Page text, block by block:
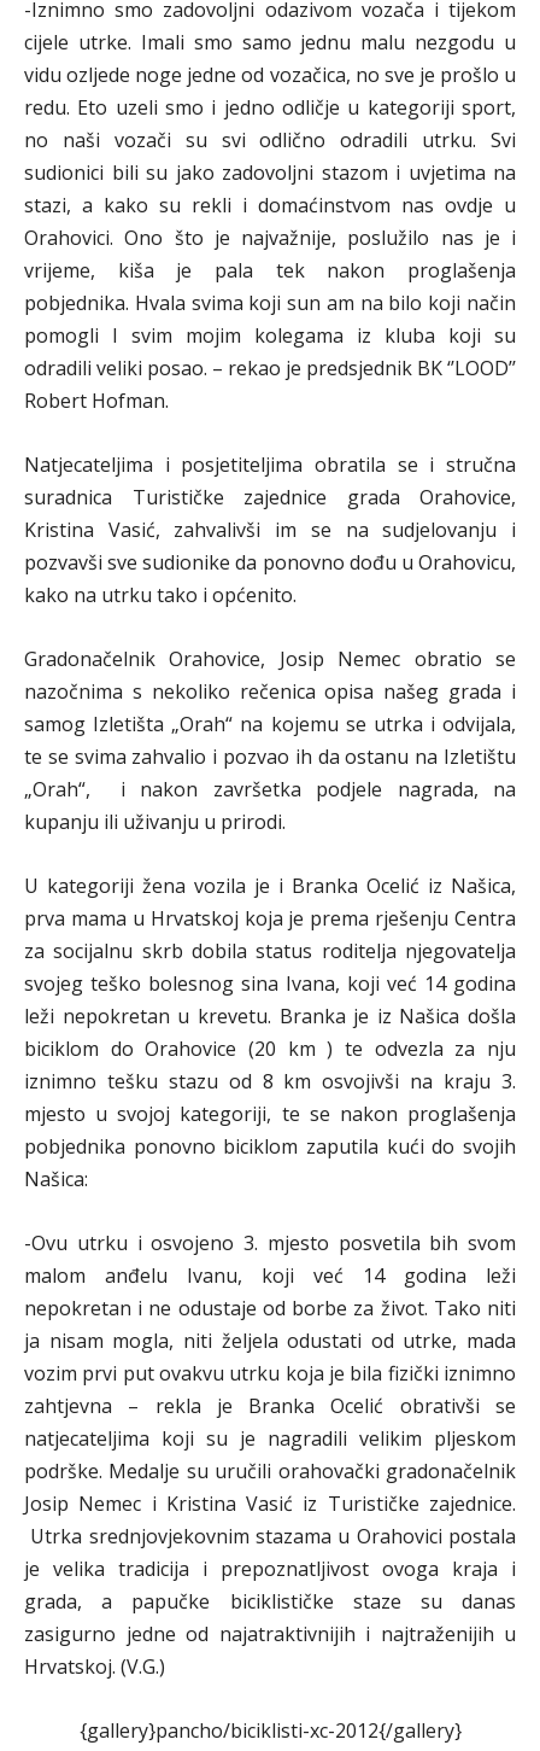
-Iznimno smo zadovoljni odazivom vozača i tijekom
cijele utrke. Imali smo samo jednu malu nezgodu u
vidu ozljede noge jedne od vozačica, no sve je prošlo u
redu. Eto uzeli smo i jedno odličje u kategoriji sport,
no naši vozači su svi odlično odradili utrku. Svi
sudionici bili su jako zadovoljni stazom i uvjetima na
stazi, a kako su rekli i domaćinstvom nas ovdje u
Orahovici. Ono što je najvažnije, poslužilo nas je i
vrijeme, kiša je pala tek nakon proglašenja
pobjednika. Hvala svima koji sun am na bilo koji način
pomogli I svim mojim kolegama iz kluba koji su
odradili veliki posao. – rekao je predsjednik BK ‘’LOOD’’
Robert Hofman.
Natjecateljima i posjetiteljima obratila se i stručna
suradnica Turističke zajednice grada Orahovice,
Kristina Vasić, zahvalivši im se na sudjelovanju i
pozvavši sve sudionike da ponovno dođu u Orahovicu,
kako na utrku tako i općenito.
Gradonačelnik Orahovice, Josip Nemec obratio se
nazočnima s nekoliko rečenica opisa našeg grada i
samog Izletišta „Orah“ na kojemu se utrka i odvijala,
te se svima zahvalio i pozvao ih da ostanu na Izletištu
„Orah“, i nakon završetka podjele nagrada, na
kupanju ili uživanju u prirodi.
U kategoriji žena vozila je i Branka Ocelić iz Našica,
prva mama u Hrvatskoj koja je prema rješenju Centra
za socijalnu skrb dobila status roditelja njegovatelja
svojeg teško bolesnog sina Ivana, koji već 14 godina
leži nepokretan u krevetu. Branka je iz Našica došla
biciklom do Orahovice (20 km ) te odvezla za nju
iznimno tešku stazu od 8 km osvojivši na kraju 3.
mjesto u svojoj kategoriji, te se nakon proglašenja
pobjednika ponovno biciklom zaputila kući do svojih
Našica:
-Ovu utrku i osvojeno 3. mjesto posvetila bih svom
malom anđelu Ivanu, koji već 14 godina leži
nepokretan i ne odustaje od borbe za život. Tako niti
ja nisam mogla, niti željela odustati od utrke, mada
vozim prvi put ovakvu utrku koja je bila fizički iznimno
zahtjevna – rekla je Branka Ocelić obrativši se
natjecateljima koji su je nagradili velikim pljeskom
podrške. Medalje su uručili orahovački gradonačelnik
Josip Nemec i Kristina Vasić iz Turističke zajednice.
Utrka srednjovjekovnim stazama u Orahovici postala
je velika tradicija i prepoznatljivost ovoga kraja i
grada, a papučke biciklističke staze su danas
zasigurno jedne od najatraktivnijih i najtraženijih u
Hrvatskoj. (V.G.)
{gallery}pancho/biciklisti-xc-2012{/gallery}